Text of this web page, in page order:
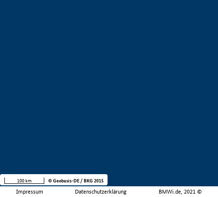
Impressum Datenschutzerklärung BMWi.de, 2021 ©
100 km © Geobasis-DE / BKG 2015